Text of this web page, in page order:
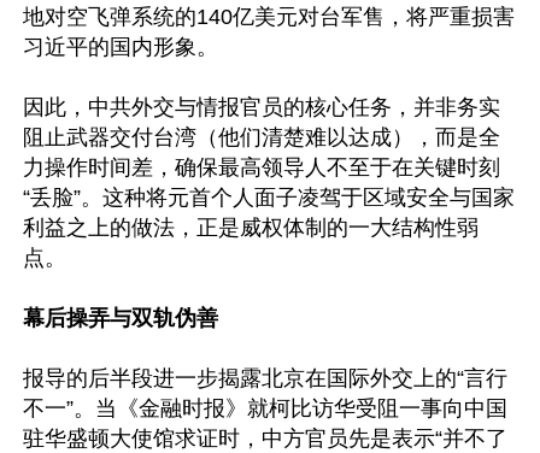
地对空飞弹系统的140亿美元对台军售，将严重损害
习近平的国内形象。
因此，中共外交与情报官员的核心任务，并非务实
阻止武器交付台湾（他们清楚难以达成），而是全
力操作时间差，确保最高领导人不至于在关键时刻
“丢脸”。这种将元首个人面子凌驾于区域安全与国家
利益之上的做法，正是威权体制的一大结构性弱
点。
幕后操弄与双轨伪善
报导的后半段进一步揭露北京在国际外交上的“言行
不一”。当《金融时报》就柯比访华受阻一事向中国
驻华盛顿大使馆求证时，中方官员先是表示“并不了